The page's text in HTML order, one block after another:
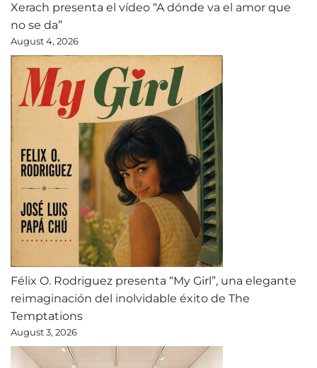
Xerach presenta el vídeo “A dónde va el amor que
no se da”
August 4, 2026
Félix O. Rodriguez presenta “My Girl”, una elegante
reimaginación del inolvidable éxito de The
Temptations
August 3, 2026